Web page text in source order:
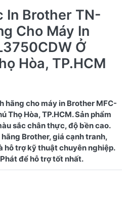
In Brother TN-
Cho Máy In
Ở
Hòa, TP.HCM
hãng cho máy in Brother MFC-
Thọ Hòa, TP.HCM. Sản phẩm
sắc chân thực, độ bền cao.
Brother, giá cạnh tranh,
hỗ trợ kỹ thuật chuyên nghiệp.